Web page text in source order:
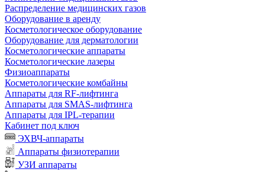
Распределение медицинских газов
Оборудование в аренду
Косметологическое оборудование
Оборудование для дерматологии
Косметологические аппараты
Косметологические лазеры
Физиоаппараты
Косметологические комбайны
Аппараты для RF-лифтинга
Аппараты для SMAS-лифтинга
Аппараты для IPL-терапии
Кабинет под ключ
ЭХВЧ-аппараты
Аппараты физиотерапии
УЗИ аппараты